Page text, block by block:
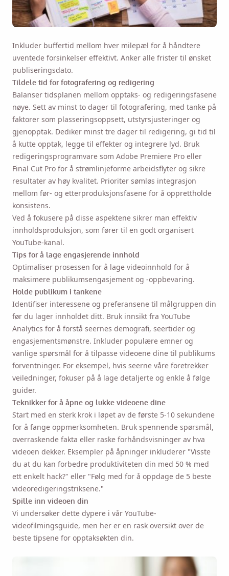
Inkluder buffertid mellom hver milepæl for å håndtere
uventede forsinkelser effektivt. Anker alle frister til ønsket
publiseringsdato.
Tildele tid for fotografering og redigering
Balanser tidsplanen mellom opptaks- og redigeringsfasene
nøye. Sett av minst to dager til fotografering, med tanke på
faktorer som plasseringsoppsett, utstyrsjusteringer og
gjenopptak. Dediker minst tre dager til redigering, gi tid til
å kutte opptak, legge til effekter og integrere lyd. Bruk
redigeringsprogramvare som Adobe Premiere Pro eller
Final Cut Pro for å strømlinjeforme arbeidsflyter og sikre
resultater av høy kvalitet. Prioriter sømløs integrasjon
mellom før- og etterproduksjonsfasene for å opprettholde
konsistens.
Ved å fokusere på disse aspektene sikrer man effektiv
innholdsproduksjon, som fører til en godt organisert
YouTube-kanal.
Tips for å lage engasjerende innhold
Optimaliser prosessen for å lage videoinnhold for å
maksimere publikumsengasjement og -oppbevaring.
Holde publikum i tankene
Identifiser interessene og preferansene til målgruppen din
før du lager innholdet ditt. Bruk innsikt fra YouTube
Analytics for å forstå seernes demografi, seertider og
engasjementsmønstre. Inkluder populære emner og
vanlige spørsmål for å tilpasse videoene dine til publikums
forventninger. For eksempel, hvis seerne våre foretrekker
veiledninger, fokuser på å lage detaljerte og enkle å følge
guider.
Teknikker for å åpne og lukke videoene dine
Start med en sterk krok i løpet av de første 5-10 sekundene
for å fange oppmerksomheten. Bruk spennende spørsmål,
overraskende fakta eller raske forhåndsvisninger av hva
videoen dekker. Eksempler på åpninger inkluderer "Visste
du at du kan forbedre produktiviteten din med 50 % med
ett enkelt hack?" eller "Følg med for å oppdage de 5 beste
videoredigeringstriksene."
Spille inn videoen din
Vi undersøker dette dypere i vår YouTube-
videofilmingsguide, men her er en rask oversikt over de
beste tipsene for opptaksøkten din.